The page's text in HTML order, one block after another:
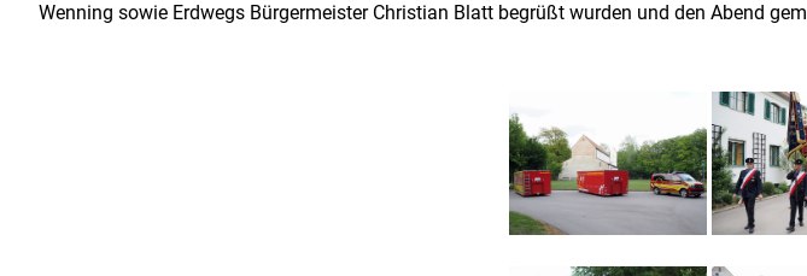
Wenning sowie Erdwegs Bürgermeister Christian Blatt begrüßt wurden und den Abend